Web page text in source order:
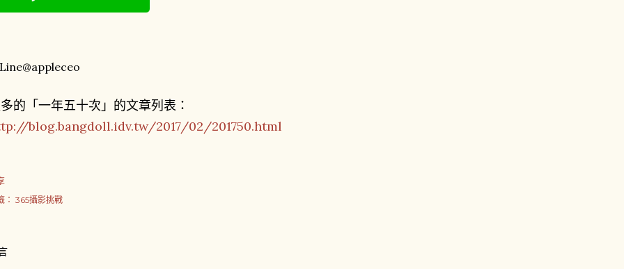
的「一年五十次」的文章列表：
blog.bangdoll.idv.tw/2017/02/201750.html
： 365攝影挑戰